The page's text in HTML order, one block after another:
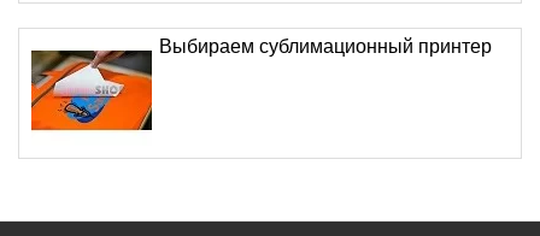
Выбираем сублимационный принтер